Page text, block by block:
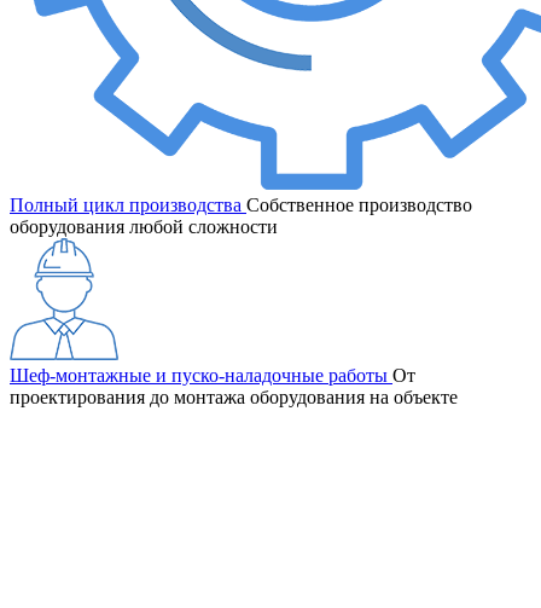
Полный цикл производства Собственное производство
оборудования любой сложности
Шеф-монтажные и пуско-наладочные работы От
проектирования до монтажа оборудования на объекте